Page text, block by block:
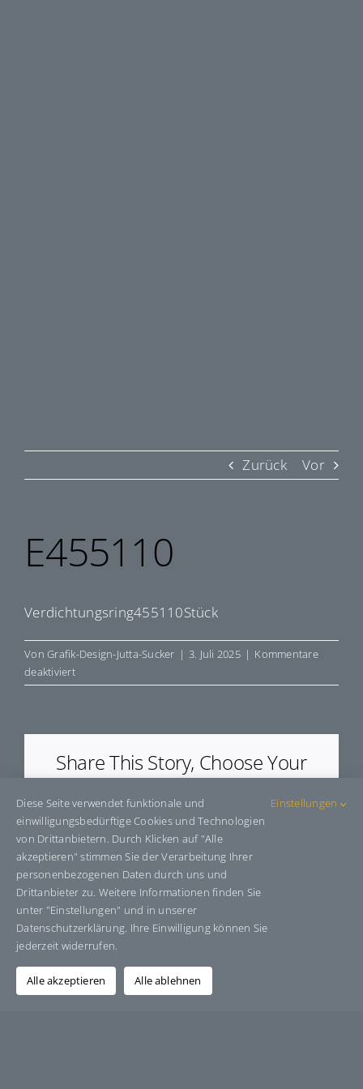
Zurück Vor
E455110
Verdichtungsring455110Stück
VonGrafik-Design-Jutta-Sucker | 3. Juli 2025 | Kommentare
deaktiviertfür
E455110
Share This Story, Choose Your
Platform!
Facebook BlueskyReddit LinkedInWhatsAppTelegram
E-
Mail
Über den Autor:Grafik-Design-Jutta-Sucker
Diese Seite verwendet funktionale und
einwilligungsbedürftige Cookies und Technologien
von Drittanbietern. Durch Klicken auf "Alle
akzeptieren" stimmen Sie der Verarbeitung Ihrer
personenbezogenen Daten durch uns und
Drittanbieter zu. Weitere Informationen finden Sie
unter "Einstellungen" und in unserer
Datenschutzerklärung. Ihre Einwilligung können Sie
jederzeit widerrufen.
Einstellungen
Alle akzeptieren Alle ablehnen